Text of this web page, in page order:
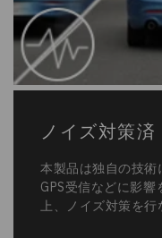
本製品は独自の技
GPS受信などに影
上、ノイズ対策を